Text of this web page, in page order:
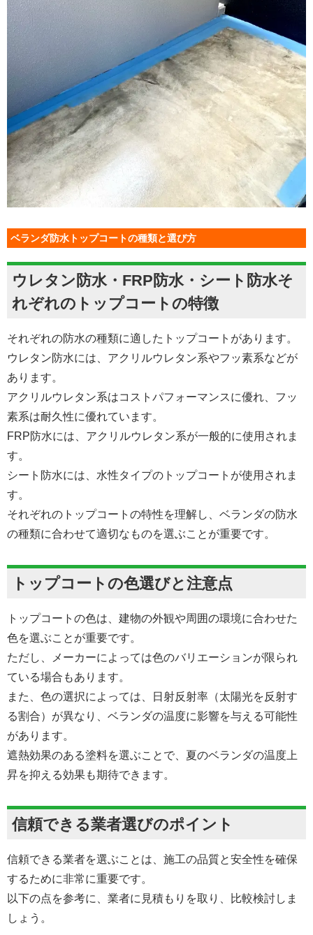
ベランダ防水トップコートの種類と選び方
ウレタン防水・FRP防水・シート防水そ
れぞれのトップコートの特徴
それぞれの防水の種類に適したトップコートがあります。
ウレタン防水には、アクリルウレタン系やフッ素系などが
あります。
アクリルウレタン系はコストパフォーマンスに優れ、フッ
素系は耐久性に優れています。
FRP防水には、アクリルウレタン系が一般的に使用されま
す。
シート防水には、水性タイプのトップコートが使用されま
す。
それぞれのトップコートの特性を理解し、ベランダの防水
の種類に合わせて適切なものを選ぶことが重要です。
トップコートの色選びと注意点
トップコートの色は、建物の外観や周囲の環境に合わせた
色を選ぶことが重要です。
ただし、メーカーによっては色のバリエーションが限られ
ている場合もあります。
また、色の選択によっては、日射反射率（太陽光を反射す
る割合）が異なり、ベランダの温度に影響を与える可能性
があります。
遮熱効果のある塗料を選ぶことで、夏のベランダの温度上
昇を抑える効果も期待できます。
信頼できる業者選びのポイント
信頼できる業者を選ぶことは、施工の品質と安全性を確保
するために非常に重要です。
以下の点を参考に、業者に見積もりを取り、比較検討しま
しょう。